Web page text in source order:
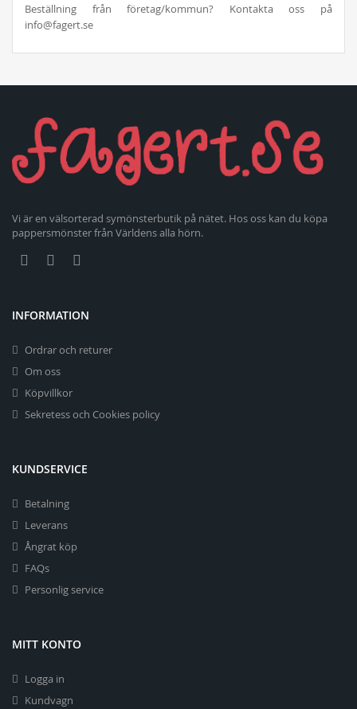
Beställning från företag/kommun? Kontakta oss på
info@fagert.se
Vi är en välsorterad symönsterbutik på nätet. Hos oss kan du köpa
pappersmönster från Världens alla hörn.
INFORMATION
Ordrar och returer
Om oss
Köpvillkor
Sekretess och Cookies policy
KUNDSERVICE
Betalning
Leverans
Ångrat köp
FAQs
Personlig service
MITT KONTO
Logga in
Kundvagn